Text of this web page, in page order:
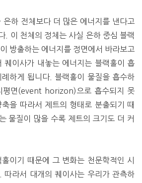
은하 전체보다 더 많은 에너지를 낸다고
. 이 천체의 정체는 사실 은하 중심 블랙
방출하는 에너지를 정면에서 바라보고
퀘이사가 내놓는 에너지는 블랙홀이 흡
하게 됩니다. 블랙홀이 물질을 흡수하
평면(event horizon)으로 흡수되지 못
을 따라서 제트의 형태로 분출되기 때
물질이 많을 수록 제트의 크기도 더 커
이기 때문에 그 변화는 천문학적인 시
따라서 대개의 퀘이사는 우리가 관측하